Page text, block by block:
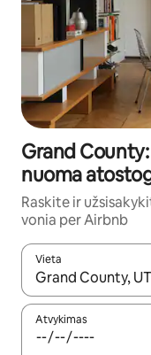
Grand
nuoma
Raskite ir
vonia per Airbnb
Vieta
Kai pasirodys
Atvykimas